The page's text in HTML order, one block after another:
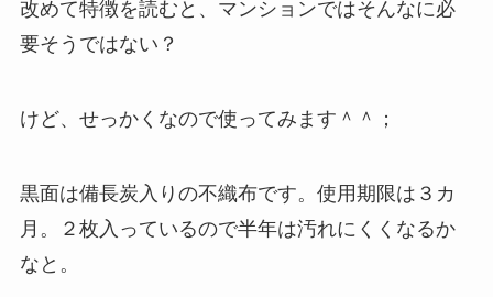
改めて特徴を読むと、マンションではそんなに必
要そうではない？
けど、せっかくなので使ってみます＾＾；
黒面は備長炭入りの不織布です。使用期限は３カ
月。２枚入っているので半年は汚れにくくなるか
なと。